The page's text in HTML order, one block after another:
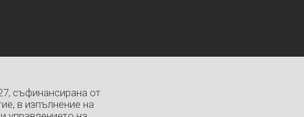
съфинансирана от
в изпълнение на